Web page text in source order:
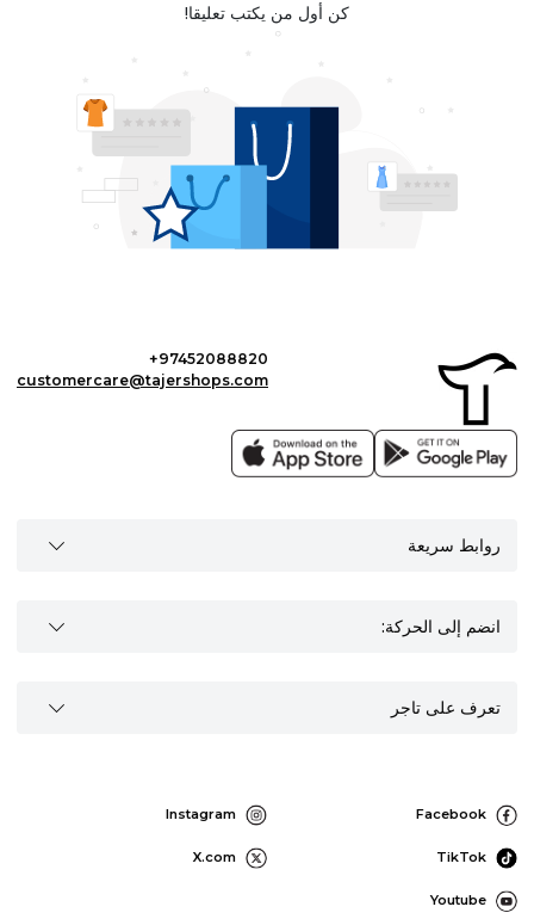
كن أول من يكتب تعليقا!
+97452088820
customercare@tajershops.com
روابط سريعة
انضم إلى الحركة:
تعرف على تاجر
Facebook
Instagram
TikTok
X.com
Youtube